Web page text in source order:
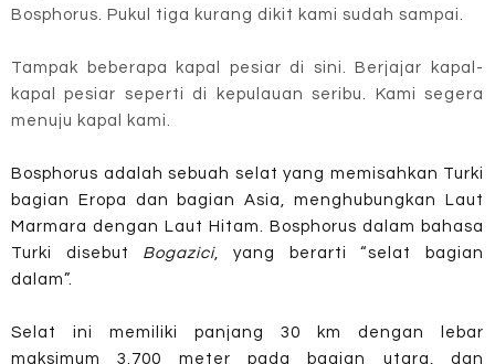
Bosphorus. Pukul tiga kurang dikit kami sudah sampai.
Tampak beberapa kapal pesiar di sini. Berjajar kapal-
kapal pesiar seperti di kepulauan seribu. Kami segera
menuju kapal kami.
Bosphorus adalah sebuah selat yang memisahkan Turki
bagian Eropa dan bagian Asia, menghubungkan Laut
Marmara dengan Laut Hitam. Bosphorus dalam bahasa
Turki disebut Bogazici, yang berarti “selat bagian
dalam”.
Selat ini memiliki panjang 30 km dengan lebar
maksimum 3.700 meter pada bagian utara, dan